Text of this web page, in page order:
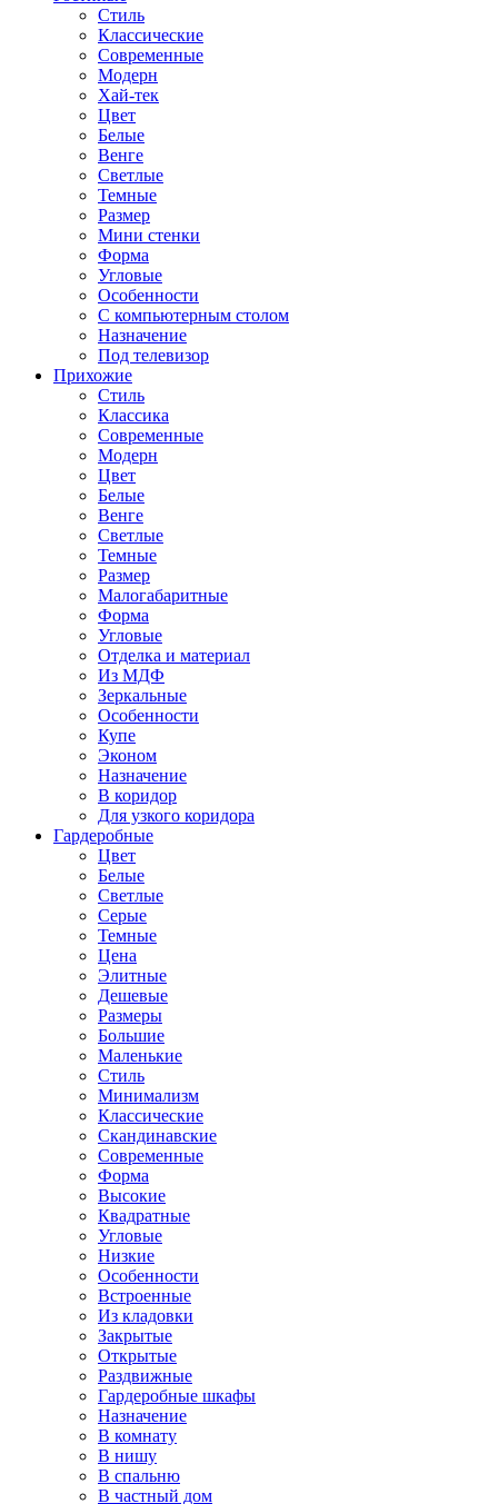
Стиль
Классические
Современные
Модерн
Хай-тек
Цвет
Белые
Венге
Светлые
Темные
Размер
Мини стенки
Форма
Угловые
Особенности
С компьютерным столом
Назначение
Под телевизор
Прихожие
Стиль
Классика
Современные
Модерн
Цвет
Белые
Венге
Светлые
Темные
Размер
Малогабаритные
Форма
Угловые
Отделка и материал
Из МДФ
Зеркальные
Особенности
Купе
Эконом
Назначение
В коридор
Для узкого коридора
Гардеробные
Цвет
Белые
Светлые
Серые
Темные
Цена
Элитные
Дешевые
Размеры
Большие
Маленькие
Стиль
Минимализм
Классические
Скандинавские
Современные
Форма
Высокие
Квадратные
Угловые
Низкие
Особенности
Встроенные
Из кладовки
Закрытые
Открытые
Раздвижные
Гардеробные шкафы
Назначение
В комнату
В нишу
В спальню
В частный дом